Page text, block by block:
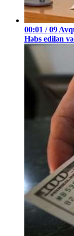
00:01 / 09
Həbs edilən